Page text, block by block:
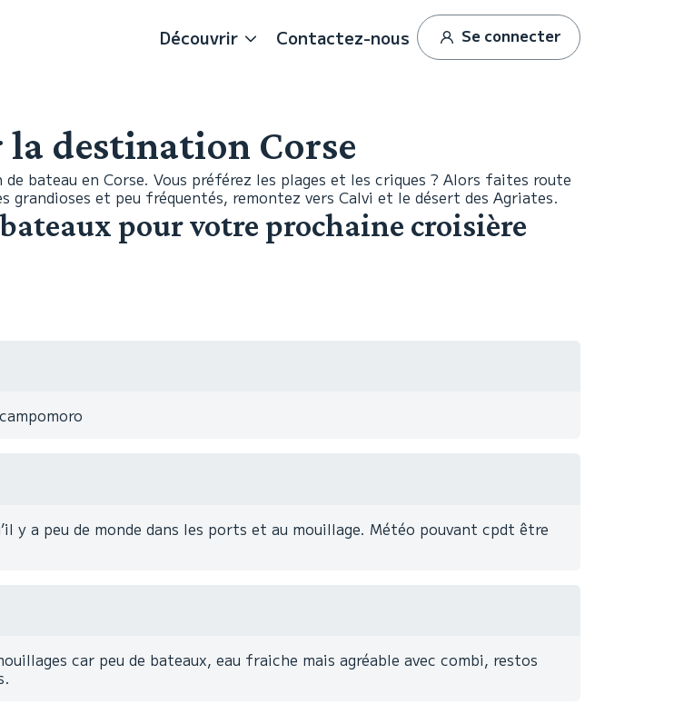
Découvrir Contactez-nous Se connecter
la destination Corse
bateau en Corse. Vous préférez les plages et les criques ? Alors faites route
grandioses et peu fréquentés, remontez vers Calvi et le désert des Agriates.
pour votre prochaine croisière
y a peu de monde dans les ports et au mouillage. Météo pouvant cpdt être
car peu de bateaux, eau fraiche mais agréable avec combi, restos